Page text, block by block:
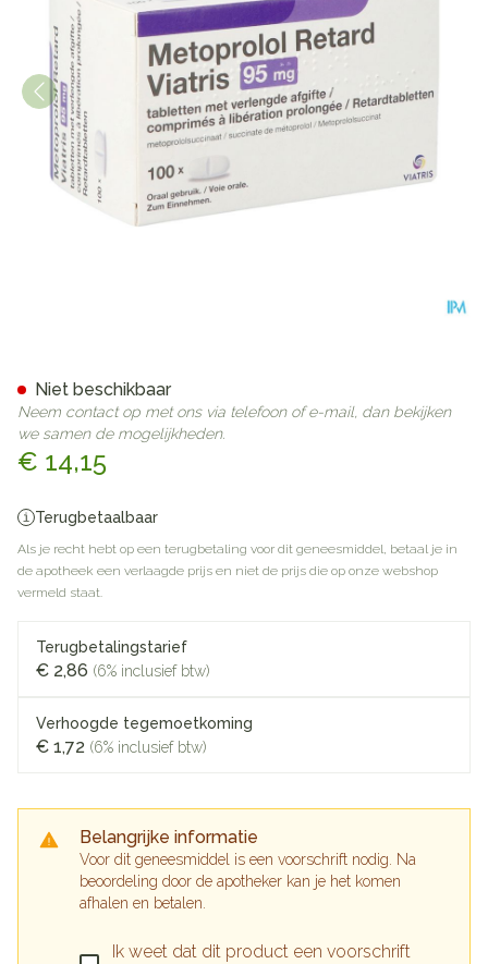
€ 14,15
Terugbetaalbaar
Als je recht hebt op een terugbetaling voor dit geneesmiddel, betaal je in
de apotheek een verlaagde prijs en niet de prijs die op onze webshop
vermeld staat.
Terugbetalingstarief
€ 2,86 (6% inclusief btw)
Verhoogde tegemoetkoming
€ 1,72 (6% inclusief btw)
Belangrijke informatie
Voor dit geneesmiddel is een voorschrift nodig. Na
beoordeling door de apotheker kan je het komen
afhalen en betalen.
Ik weet dat dit product een voorschrift
Niet beschikbaar
Neem contact op met ons via telefoon of e-mail, dan bekijken
we samen de mogelijkheden.